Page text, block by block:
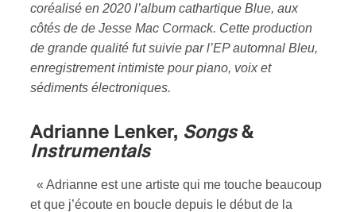
coréalisé en 2020 l’album cathartique Blue, aux
côtés de de Jesse Mac Cormack. Cette production
de grande qualité fut suivie par l’EP automnal Bleu,
enregistrement intimiste pour piano, voix et
sédiments électroniques.
Adrianne Lenker, Songs&
Instrumentals
« Adrianne est une artiste qui me touche beaucoup
et que j’écoute en boucle depuis le début de la